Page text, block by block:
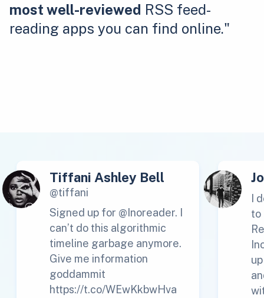
most well-reviewed RSS feed-
reading apps you can find online."
Tiffani Ashley Bell
@tiffani
Signed up for @Inoreader. I
can’t do this algorithmic
timeline garbage anymore.
Give me information
goddammit
https://t.co/WEwKkbwHva
I
to